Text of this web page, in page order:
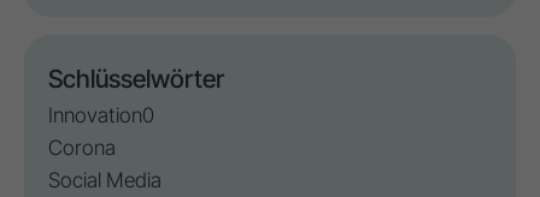
Schlüsselwörter
Innovation0
Corona
Social Media